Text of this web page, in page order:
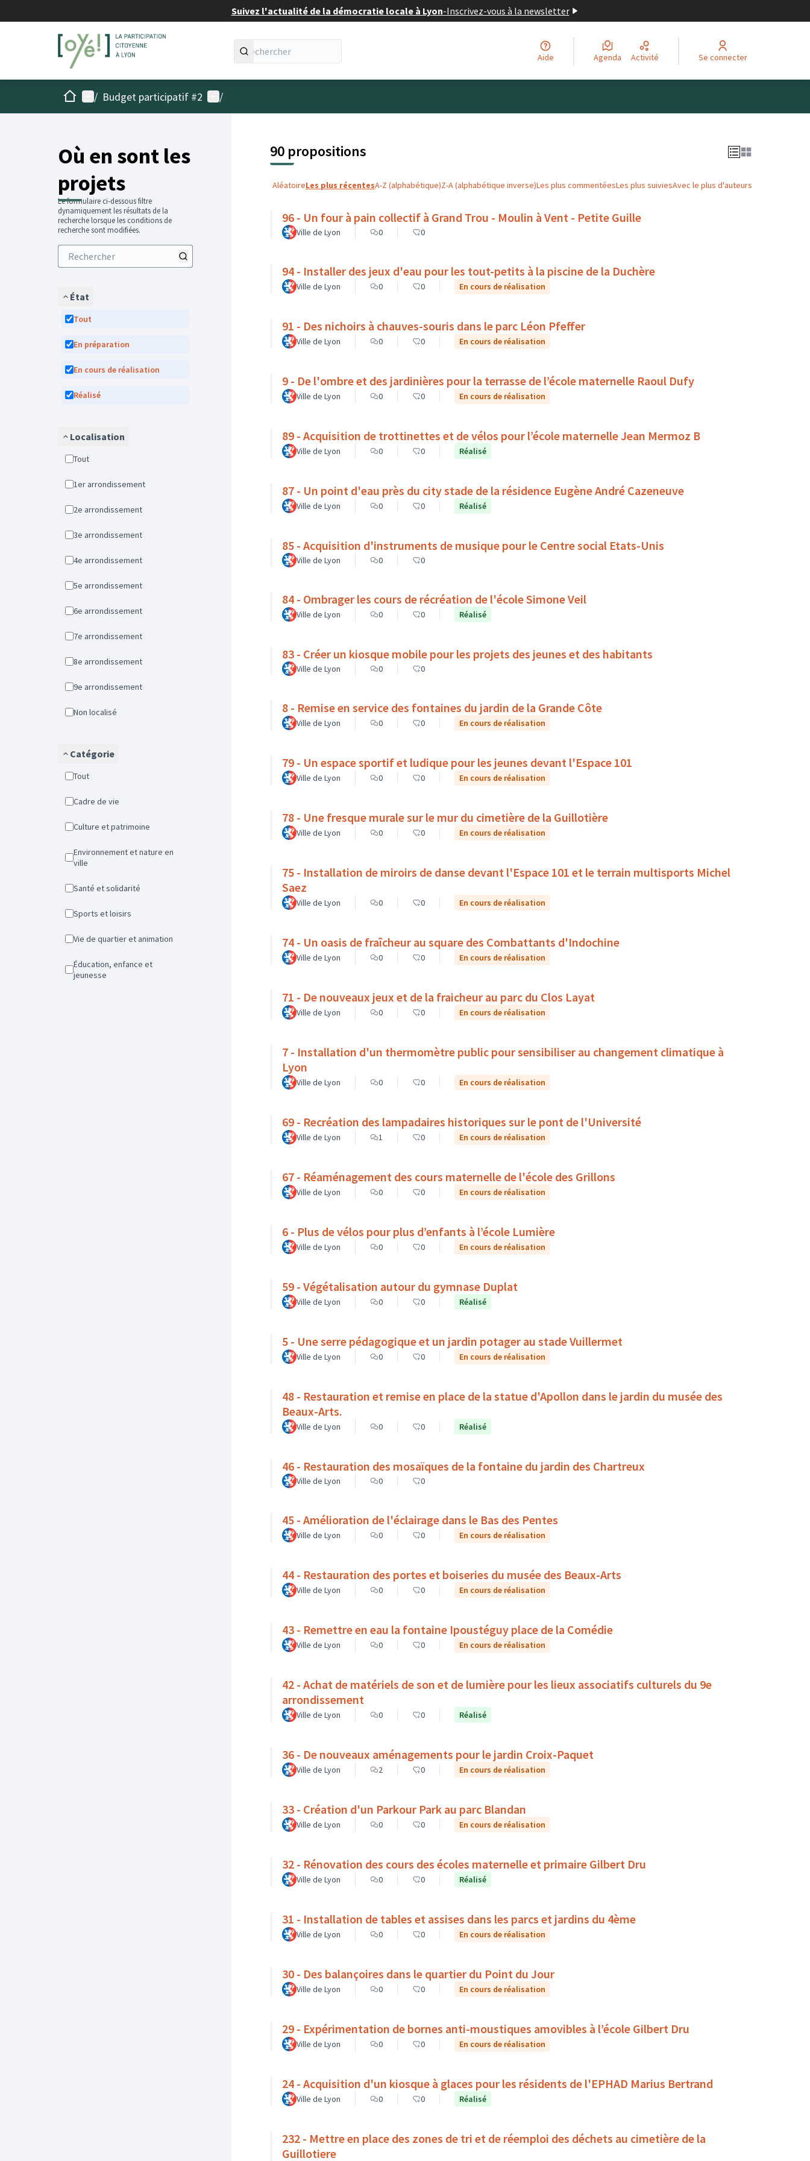
Suivez l'actualité de la démocratie locale à Lyon-Inscrivez-vous à la newsletter
Aide Agenda Activité Se connecter
AccueilMenu principal
/ Budget participatif #2 Menu utilisateur
/
Où en sont les
projets
Le formulaire ci-dessous filtre
dynamiquement les résultats de la
recherche lorsque les conditions de
recherche sont modifiées.
État
Tout
En préparation
En cours de réalisation
Réalisé
Localisation
Tout
1er arrondissement
2e arrondissement
3e arrondissement
4e arrondissement
5e arrondissement
6e arrondissement
7e arrondissement
8e arrondissement
9e arrondissement
Non localisé
Catégorie
Tout
Cadre de vie
Culture et patrimoine
Environnement et nature en
ville
Santé et solidarité
Sports et loisirs
Vie de quartier et animation
Éducation, enfance et
jeunesse
90 propositions
AléatoireLes plus récentesA-Z (alphabétique)Z-A (alphabétique inverse)Les plus commentéesLes plus suiviesAvec le plus d'auteurs
96 - Un four à pain collectif à Grand Trou - Moulin à Vent - Petite Guille
Ville de Lyon 0 0
94 - Installer des jeux d'eau pour les tout-petits à la piscine de la Duchère
Ville de Lyon 0 0 En cours de réalisation
91 - Des nichoirs à chauves-souris dans le parc Léon Pfeffer
Ville de Lyon 0 0 En cours de réalisation
9 - De l'ombre et des jardinières pour la terrasse de l’école maternelle Raoul Dufy
Ville de Lyon 0 0 En cours de réalisation
89 - Acquisition de trottinettes et de vélos pour l’école maternelle Jean Mermoz B
Ville de Lyon 0 0 Réalisé
87 - Un point d'eau près du city stade de la résidence Eugène André Cazeneuve
Ville de Lyon 0 0 Réalisé
85 - Acquisition d'instruments de musique pour le Centre social Etats-Unis
Ville de Lyon 0 0
84 - Ombrager les cours de récréation de l'école Simone Veil
Ville de Lyon 0 0 Réalisé
83 - Créer un kiosque mobile pour les projets des jeunes et des habitants
Ville de Lyon 0 0
8 - Remise en service des fontaines du jardin de la Grande Côte
Ville de Lyon 0 0 En cours de réalisation
79 - Un espace sportif et ludique pour les jeunes devant l'Espace 101
Ville de Lyon 0 0 En cours de réalisation
78 - Une fresque murale sur le mur du cimetière de la Guillotière
Ville de Lyon 0 0 En cours de réalisation
75 - Installation de miroirs de danse devant l'Espace 101 et le terrain multisports Michel
Saez
Ville de Lyon 0 0 En cours de réalisation
74 - Un oasis de fraîcheur au square des Combattants d'Indochine
Ville de Lyon 0 0 En cours de réalisation
71 - De nouveaux jeux et de la fraicheur au parc du Clos Layat
Ville de Lyon 0 0 En cours de réalisation
7 - Installation d'un thermomètre public pour sensibiliser au changement climatique à
Lyon
Ville de Lyon 0 0 En cours de réalisation
69 - Recréation des lampadaires historiques sur le pont de l'Université
Ville de Lyon 1 0 En cours de réalisation
67 - Réaménagement des cours maternelle de l'école des Grillons
Ville de Lyon 0 0 En cours de réalisation
6 - Plus de vélos pour plus d’enfants à l’école Lumière
Ville de Lyon 0 0 En cours de réalisation
59 - Végétalisation autour du gymnase Duplat
Ville de Lyon 0 0 Réalisé
5 - Une serre pédagogique et un jardin potager au stade Vuillermet
Ville de Lyon 0 0 En cours de réalisation
48 - Restauration et remise en place de la statue d'Apollon dans le jardin du musée des
Beaux-Arts.
Ville de Lyon 0 0 Réalisé
46 - Restauration des mosaïques de la fontaine du jardin des Chartreux
Ville de Lyon 0 0
45 - Amélioration de l'éclairage dans le Bas des Pentes
Ville de Lyon 0 0 En cours de réalisation
44 - Restauration des portes et boiseries du musée des Beaux-Arts
Ville de Lyon 0 0 En cours de réalisation
43 - Remettre en eau la fontaine Ipoustéguy place de la Comédie
Ville de Lyon 0 0 En cours de réalisation
42 - Achat de matériels de son et de lumière pour les lieux associatifs culturels du 9e
arrondissement
Ville de Lyon 0 0 Réalisé
36 - De nouveaux aménagements pour le jardin Croix-Paquet
Ville de Lyon 2 0 En cours de réalisation
33 - Création d'un Parkour Park au parc Blandan
Ville de Lyon 0 0 En cours de réalisation
32 - Rénovation des cours des écoles maternelle et primaire Gilbert Dru
Ville de Lyon 0 0 Réalisé
31 - Installation de tables et assises dans les parcs et jardins du 4ème
Ville de Lyon 0 0 En cours de réalisation
30 - Des balançoires dans le quartier du Point du Jour
Ville de Lyon 0 0 En cours de réalisation
29 - Expérimentation de bornes anti-moustiques amovibles à l’école Gilbert Dru
Ville de Lyon 0 0 En cours de réalisation
24 - Acquisition d'un kiosque à glaces pour les résidents de l'EPHAD Marius Bertrand
Ville de Lyon 0 0 Réalisé
232 - Mettre en place des zones de tri et de réemploi des déchets au cimetière de la
Guillotiere